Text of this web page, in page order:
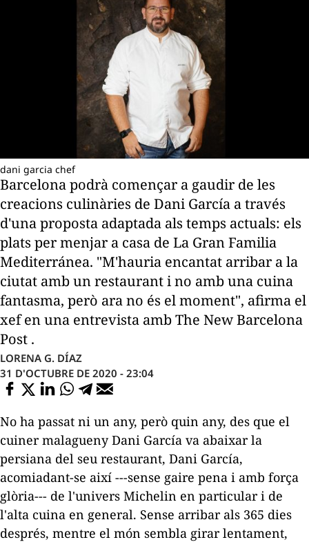
dani garcia chef
Barcelona podrà començar a gaudir de les
creacions culinàries de Dani García a través
d'una proposta adaptada als temps actuals: els
plats per menjar a casa de La Gran Familia
Mediterránea. "M'hauria encantat arribar a la
ciutat amb un restaurant i no amb una cuina
fantasma, però ara no és el moment", afirma el
xef en una entrevista amb The New Barcelona
Post .
LORENA G. DÍAZ
31 D'OCTUBRE DE 2020 - 23:04
No ha passat ni un any, però quin any, des que el
cuiner malagueny Dani García va abaixar la
persiana del seu restaurant, Dani García,
acomiadant-se així ---sense gaire pena i amb força
glòria--- de l'univers Michelin en particular i de
l'alta cuina en general. Sense arribar als 365 dies
després, mentre el món sembla girar lentament,